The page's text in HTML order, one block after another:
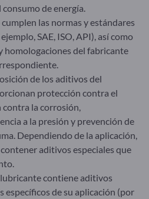
de energía.
las normas y estándares
SAE, ISO, API), así como
homologaciones del fabricante
de los aditivos del
protección contra el
la corrosión,
a la presión y prevención de
Dependiendo de la aplicación,
aditivos especiales que
contiene aditivos
específicos de su aplicación (por